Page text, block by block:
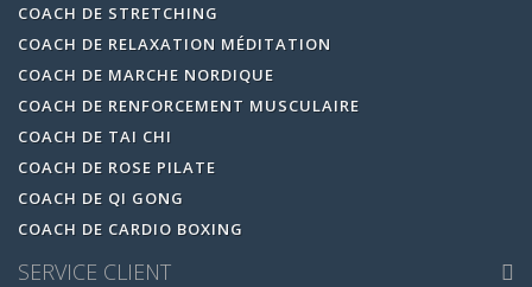
COACH DE STRETCHING
COACH DE RELAXATION MÉDITATION
COACH DE MARCHE NORDIQUE
COACH DE RENFORCEMENT MUSCULAIRE
COACH DE TAI CHI
COACH DE ROSE PILATE
COACH DE QI GONG
COACH DE CARDIO BOXING
SERVICE CLIENT